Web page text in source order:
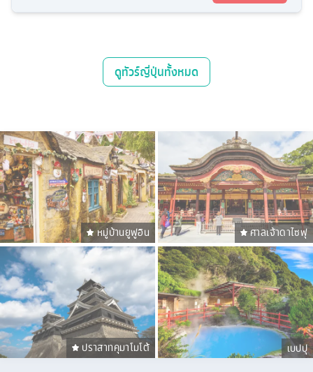
ดูทัวร์ญี่ปุ่นทั้งหมด
หมู่บ้านยูฟูอิน ศาลเจ้าดาไซฟุ
ปราสาทคุมาโมโต้ เบปปุ